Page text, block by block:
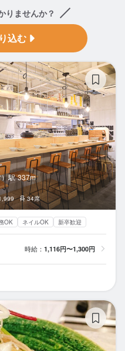
りませんか？
込む
駅 337m
34席
OK ネイルOK 新卒歓迎
時給： 1,116円〜1,300円